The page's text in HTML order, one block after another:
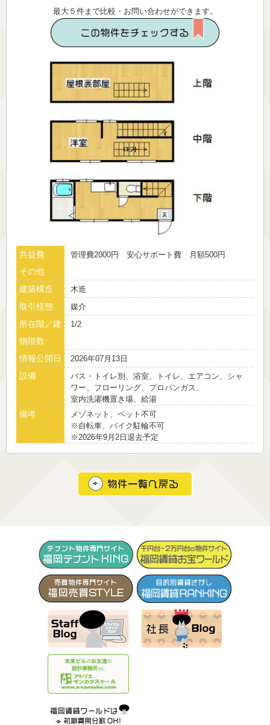
最大５件まで比較・お問い合わせができます。
共益費
その他
管理費2000円 安心サポート費 月額500円
建築構造 木造
取引様態 媒介
所在階／建
物階数
1/2
情報公開日 2026年07月13日
設備
バス・トイレ別、浴室、トイレ、エアコン、シャ
ワー、フローリング、プロパンガス、
室内洗濯機置き場、給湯
備考
メゾネット、ペット不可
※自転車、バイク駐輪不可
※2026年9月2日退去予定